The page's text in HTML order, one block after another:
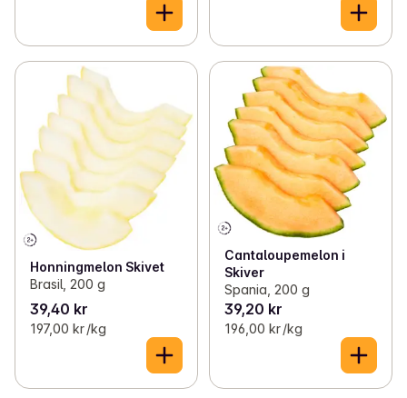
Honningmelon Skivet
Brasil, 200 g
39,40 kr
197,00 kr /kg
Cantaloupemelon i
Skiver
Spania, 200 g
39,20 kr
196,00 kr /kg